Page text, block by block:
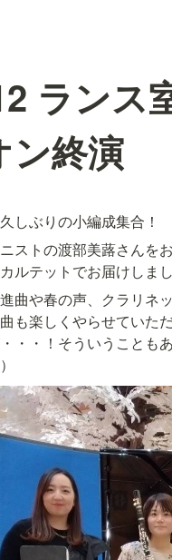
ランス
ン終演
しぶりの小編成集合！
ストの渡部美蕗さんを
ルテットでお届けしまし
曲や春の声、クラリネ
も楽しくやらせていた
・・！そういうことも